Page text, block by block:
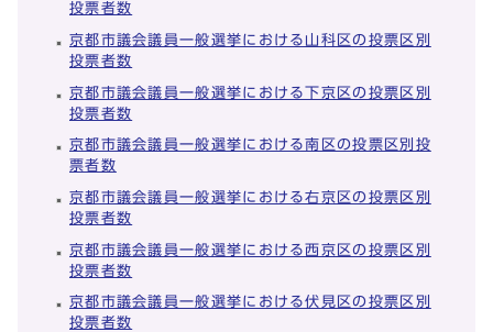
投票者数
京都市議会議員一般選挙における山科区の投票区別
投票者数
京都市議会議員一般選挙における下京区の投票区別
投票者数
京都市議会議員一般選挙における南区の投票区別投
票者数
京都市議会議員一般選挙における右京区の投票区別
投票者数
京都市議会議員一般選挙における西京区の投票区別
投票者数
京都市議会議員一般選挙における伏見区の投票区別
投票者数